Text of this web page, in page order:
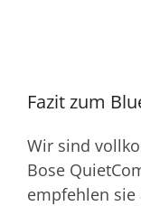
Fazit zum
Wir sind
Bose
empfehlen